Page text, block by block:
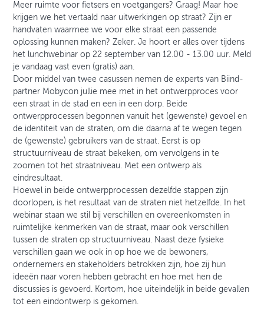
Meer ruimte voor fietsers en voetgangers? Graag! Maar hoe
krijgen we het vertaald naar uitwerkingen op straat? Zijn er
handvaten waarmee we voor elke straat een passende
oplossing kunnen maken? Zeker. Je hoort er alles over tijdens
het lunchwebinar op 22 september van 12.00 - 13.00 uur. Meld
je vandaag vast even (gratis) aan.
Door middel van twee casussen nemen de experts van Biind-
partner Mobycon jullie mee met in het ontwerpproces voor
een straat in de stad en een in een dorp. Beide
ontwerpprocessen begonnen vanuit het (gewenste) gevoel en
de identiteit van de straten, om die daarna af te wegen tegen
de (gewenste) gebruikers van de straat. Eerst is op
structuurniveau de straat bekeken, om vervolgens in te
zoomen tot het straatniveau. Met een ontwerp als
eindresultaat.
Hoewel in beide ontwerpprocessen dezelfde stappen zijn
doorlopen, is het resultaat van de straten niet hetzelfde. In het
webinar staan we stil bij verschillen en overeenkomsten in
ruimtelijke kenmerken van de straat, maar ook verschillen
tussen de straten op structuurniveau. Naast deze fysieke
verschillen gaan we ook in op hoe we de bewoners,
ondernemers en stakeholders betrokken zijn, hoe zij hun
ideeën naar voren hebben gebracht en hoe met hen de
discussies is gevoerd. Kortom, hoe uiteindelijk in beide gevallen
tot een eindontwerp is gekomen.